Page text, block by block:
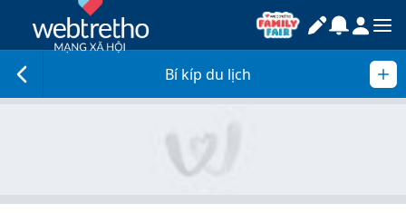
Bí kíp du lịch